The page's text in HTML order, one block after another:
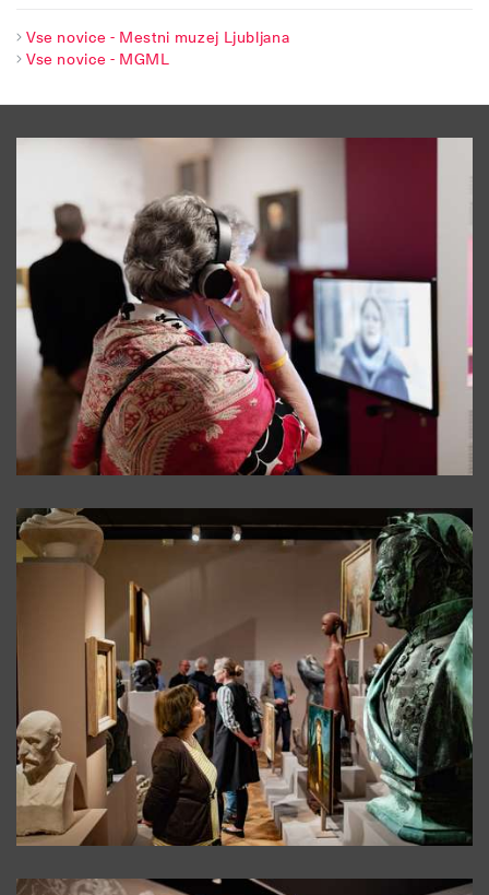
Vse novice - Mestni muzej Ljubljana
Vse novice - MGML